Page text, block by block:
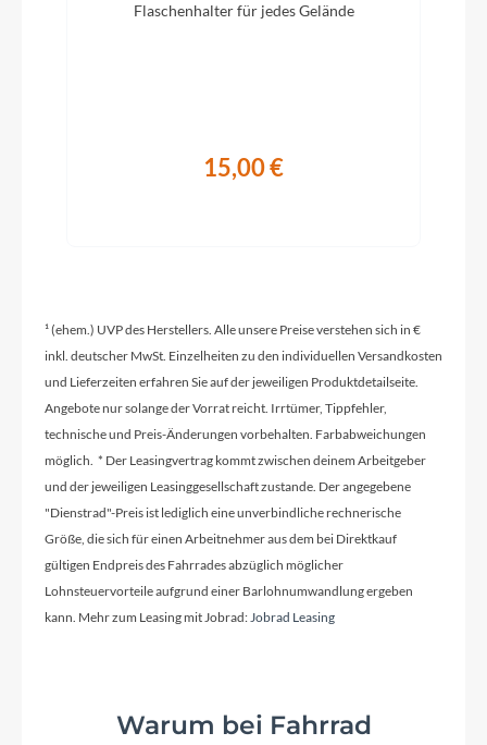
Lapierre by Fastace DR813, 4 Sealed Bearings,
Rahmenmaterial
Kurbelgarnitur
Sram SX Eagle boost 148 Dub 12s 32T 170mm (S)
/ 175mm (M/L/XL)
Kassette
SRAM PG1210 Eagle 11-50T 12 spd
31.8mm
Flaschenhalter für jedes Gelände
15,00 €
¹ (ehem.) UVP des Herstellers. Alle unsere Preise verstehen sich in €
inkl. deutscher MwSt. Einzelheiten zu den individuellen Versandkosten
und Lieferzeiten erfahren Sie auf der jeweiligen Produktdetailseite.
Angebote nur solange der Vorrat reicht. Irrtümer, Tippfehler,
technische und Preis-Änderungen vorbehalten. Farbabweichungen
möglich. * Der Leasingvertrag kommt zwischen deinem Arbeitgeber
und der jeweiligen Leasinggesellschaft zustande. Der angegebene
"Dienstrad"-Preis ist lediglich eine unverbindliche rechnerische
Größe, die sich für einen Arbeitnehmer aus dem bei Direktkauf
gültigen Endpreis des Fahrrades abzüglich möglicher
Lohnsteuervorteile aufgrund einer Barlohnumwandlung ergeben
kann. Mehr zum Leasing mit Jobrad:Jobrad Leasing
Warum bei Fahrrad